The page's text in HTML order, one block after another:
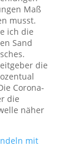
Maß
musst.
ich die
Sand
die
Corona-
die
näher
mit